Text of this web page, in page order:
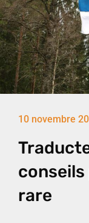
10 novembre
rare